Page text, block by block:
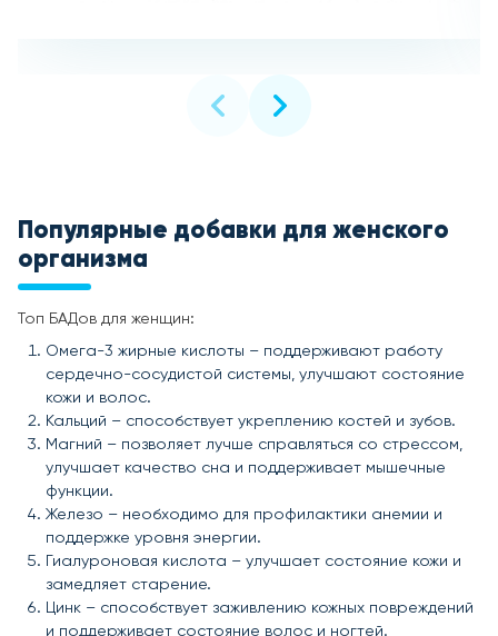
Популярные добавки для женского
организма
Топ БАДов для женщин:
Омега-3 жирные кислоты – поддерживают работу
сердечно-сосудистой системы, улучшают состояние
кожи и волос.
Кальций – способствует укреплению костей и зубов.
Магний – позволяет лучше справляться со стрессом,
улучшает качество сна и поддерживает мышечные
функции.
Железо – необходимо для профилактики анемии и
поддержке уровня энергии.
Гиалуроновая кислота – улучшает состояние кожи и
замедляет старение.
Цинк – способствует заживлению кожных повреждений
и поддерживает состояние волос и ногтей.